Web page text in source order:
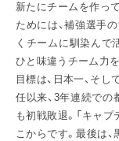
新たにチームを作っ
ためには、補強選手
くチームに馴染んで
ひと味違うチーム力
目標は、日本一、そ
任以来、3年連続での
も初戦敗退。「キャ
こからです。最後は